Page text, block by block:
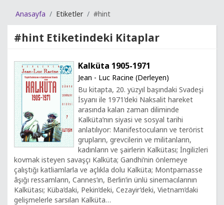
Anasayfa Etiketler #hint
#hint Etiketindeki Kitaplar
Kalküta 1905-1971
Jean - Luc Racine (Derleyen)
Bu kitapta, 20. yüzyıl başındaki Svadeşi
İsyanı ile 1971’deki Naksalit hareket
arasında kalan zaman diliminde
Kalküta’nın siyasi ve sosyal tarihi
anlatılıyor: Manifestocuların ve terörist
grupların, grevcilerin ve militanların,
kadınların ve şairlerin Kalkütası; İngilizleri
kovmak isteyen savaşçı Kalküta; Gandhi’nin önlemeye
çalıştığı katliamlarla ve açlıkla dolu Kalküta; Montparnasse
âşığı ressamların, Cannes’ın, Berlin’in ünlü sinemacılarının
Kalkütası; Küba’daki, Pekin’deki, Cezayir’deki, Vietnam’daki
gelişmelerle sarsılan Kalküta…